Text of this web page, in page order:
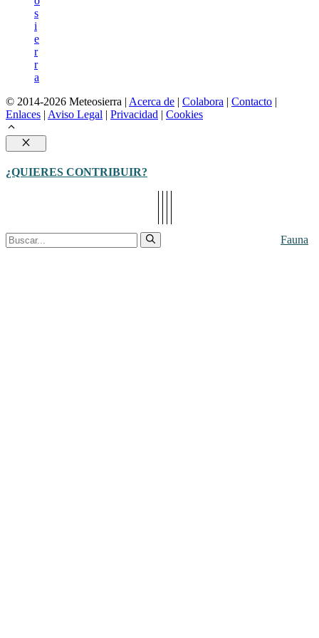
Fauna
s
i
e
r
r
a
© 2014-2026 Meteosierra | Acerca de | Colabora | Contacto |
Enlaces | Aviso Legal | Privacidad | Cookies
Cerrar
¿QUIERES CONTRIBUIR?
Buscar: